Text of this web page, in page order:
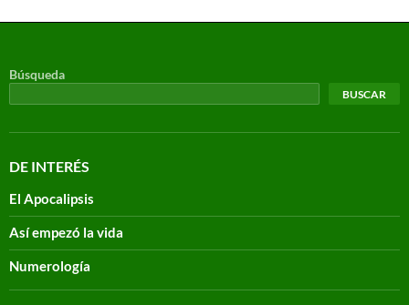
Búsqueda
BUSCAR
DE INTERÉS
El Apocalipsis
Así empezó la vida
Numerología